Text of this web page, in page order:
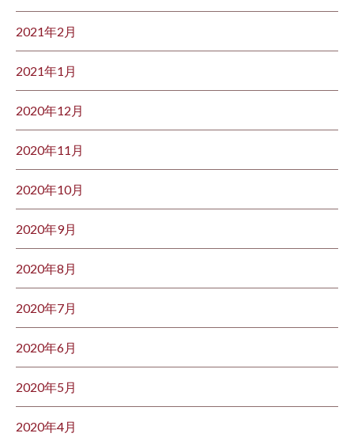
2021年2月
2021年1月
2020年12月
2020年11月
2020年10月
2020年9月
2020年8月
2020年7月
2020年6月
2020年5月
2020年4月